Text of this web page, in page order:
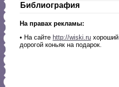
Библиография
На правах рекламы:
• На сайте http://wiski.ru хороший
дорогой коньяк на подарок.